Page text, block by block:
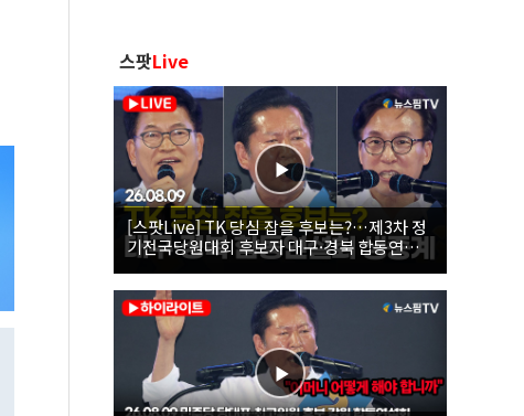
스팟Live
[스팟Live] TK 당심 잡을 후보는?…제3차 정
기전국당원대회 후보자 대구·경북 합동연설
회 생중계 | 26.08.09